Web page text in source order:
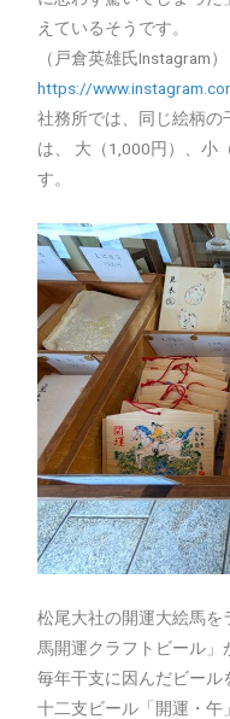
えているそうです。
（戸倉英雄氏Instagram）
https://
社務所では、同じ絵柄の
は、 大（1,000円）、小
す。
松尾大社の開運大絵馬を
馬開運クラフトビール」
毎年干支に因んだビール
十二支ビール「開運・午